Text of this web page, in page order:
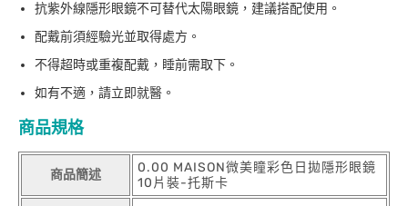
抗紫外線隱形眼鏡不可替代太陽眼鏡，建議搭配使用。
配戴前須經驗光並取得處方。
不得超時或重複配戴，睡前需取下。
如有不適，請立即就醫。
商品規格
商品簡述
0.00 MAISON微美瞳彩色日拋隱形眼鏡
10片裝-托斯卡